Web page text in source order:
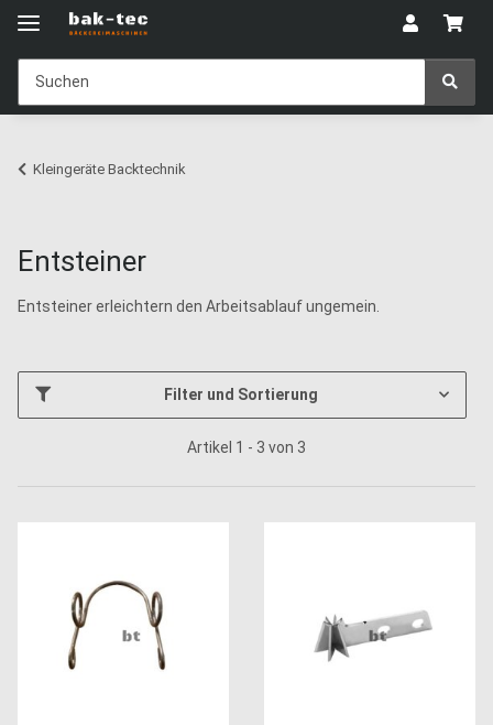
Kleingeräte Backtechnik
Entsteiner
Entsteiner erleichtern den Arbeitsablauf ungemein.
Filter und Sortierung
Artikel 1 - 3 von 3